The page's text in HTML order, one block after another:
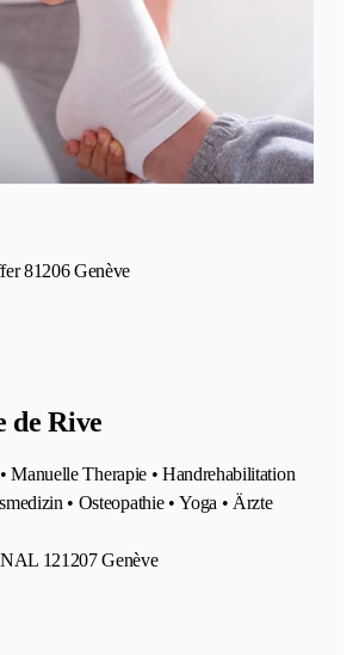
81206 Genève
de Rive
Manuelle Therapie • Handrehabilitation
• Osteopathie • Yoga • Ärzte
121207 Genève